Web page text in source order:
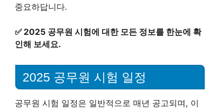
중요하답니다.
✅ 2025 공무원 시험에 대한 모든 정보를 한눈에 확
인해 보세요.
2025 공무원 시험 일정
공무원 시험 일정은 일반적으로 매년 공고되며, 이